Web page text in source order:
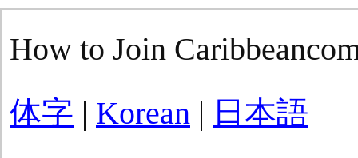
How to Join
体字 | Korean | 日本語